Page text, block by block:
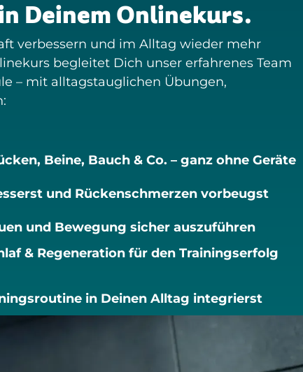
Deinem Onlinekurs.
verbessern und im Alltag wieder mehr
begleitet Dich unser erfahrenes Team
– mit alltagstauglichen Übungen,
Beine, Bauch & Co. – ganz ohne Geräte
und Rückenschmerzen vorbeugst
und Bewegung sicher auszuführen
& Regeneration für den Trainingserfolg
in Deinen Alltag integrierst